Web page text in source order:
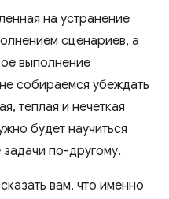
на устранение
сценариев, а
выполнение
собираемся убеждать
теплая и нечеткая
будет научиться
по-другому.
вам, что именно